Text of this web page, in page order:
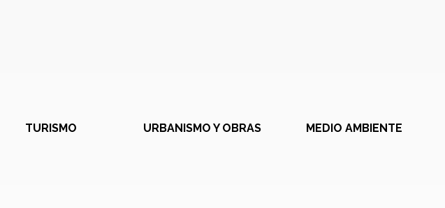
TURISMO URBANISMO Y OBRAS MEDIO AMBIENTE